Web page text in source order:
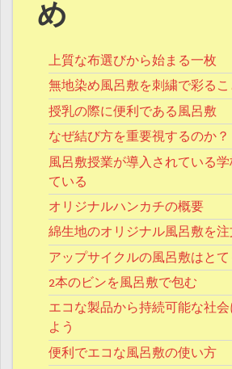
め
上質な布選びから始まる一枚
無地染め風呂敷を刺繍で彩る
授乳の際に便利である風呂敷
なぜ結び方を重要視するのか？
風呂敷授業が導入されている
ている
オリジナルハンカチの概要
綿生地のオリジナル風呂敷を注
アップサイクルの風呂敷はと
2本のビンを風呂敷で包む
エコな製品から持続可能な社会
よう
便利でエコな風呂敷の使い方